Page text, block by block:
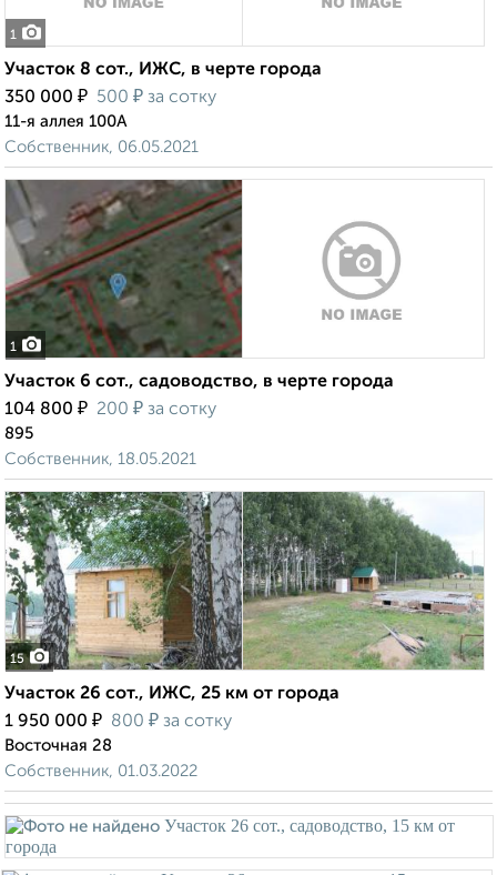
1
Участок 8 сот., ИЖС, в черте города
350 000 ₽ 500 ₽ за сотку
11-я аллея 100А
Собственник, 06.05.2021
1
Участок 6 сот., садоводство, в черте города
104 800 ₽ 200 ₽ за сотку
895
Собственник, 18.05.2021
15
Участок 26 сот., ИЖС, 25 км от города
1 950 000 ₽ 800 ₽ за сотку
Восточная 28
Собственник, 01.03.2022